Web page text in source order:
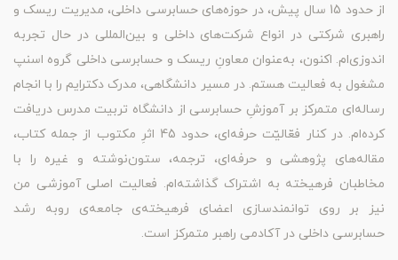
از حدود 15 سال پیش، در حوزه‌های حسابرسی داخلی، مدیریت ریسک و
راهبری شرکتی در انواع شرکت‌های داخلی و بین‌المللی در حال تجربه
اندوزی‌ام. اکنون، به‌عنوان معاونِ ریسک و حسابرسی داخلی گروه اسنپ
مشغول به فعالیت هستم. در مسیر دانشگاهی، مدرک دکترایم را با انجام
رساله‌ای متمرکز بر آموزشِ حسابرسی از دانشگاه تربیت مدرس دریافت
کرده‌ام. در کنار فعّالیّت حرفه‌ای، حدود 45 اثرِ مکتوب از جمله کتاب،
مقاله‌های پژوهشی و حرفه‌ای، ترجمه، ستون‌نوشته و غیره را با
مخاطبان فرهیخته به اشتراک گذاشته‌ام. فعالیت اصلی آموزشی من
نیز بر روی توانمندسازی اعضای فرهیخته‌ی جامعه‌ی روبه رشد
حسابرسی داخلی در آکادمی راهبر متمرکز است.